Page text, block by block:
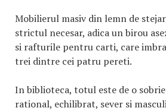
Mobilierul masiv din lemn de
strictul necesar, adica un birou
si rafturile pentru carti, care
trei dintre cei patru pereti.
In biblioteca, totul este de o
rational, echilibrat, sever si